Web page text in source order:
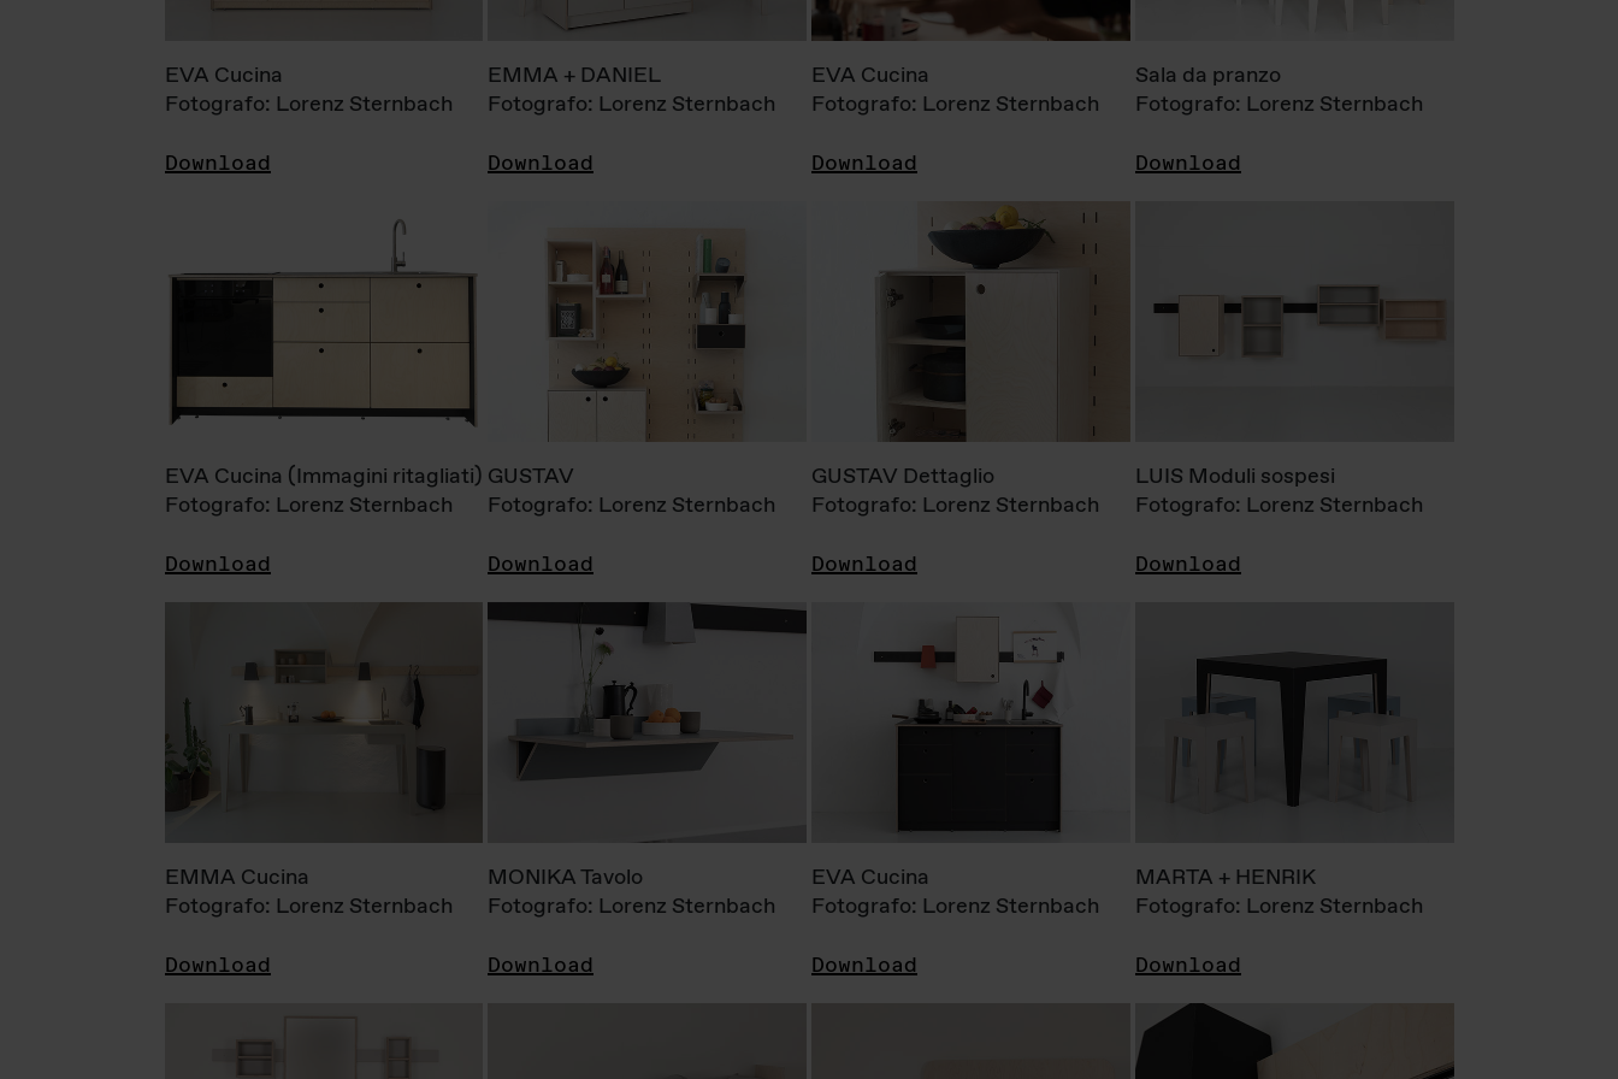
EVA Cucina
Fotografo: Lorenz Sternbach
Download
EMMA + DANIEL
Fotografo: Lorenz Sternbach
Download
EVA Cucina
Fotografo: Lorenz Sternbach
Download
Sala da pranzo
Fotografo: Lorenz Sternbach
Download
EVA Cucina (Immagini ritagliati)
Fotografo: Lorenz Sternbach
Download
GUSTAV
Fotografo: Lorenz Sternbach
Download
GUSTAV Dettaglio
Fotografo: Lorenz Sternbach
Download
LUIS Moduli sospesi
Fotografo: Lorenz Sternbach
Download
EMMA Cucina
Fotografo: Lorenz Sternbach
Download
MONIKA Tavolo
Fotografo: Lorenz Sternbach
Download
EVA Cucina
Fotografo: Lorenz Sternbach
Download
MARTA + HENRIK
Fotografo: Lorenz Sternbach
Download